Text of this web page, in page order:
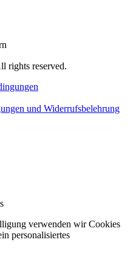
rights reserved.
und Widerrufsbelehrung
verwenden wir Cookies
personalisiertes